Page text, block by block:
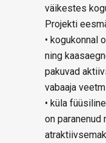
väikestes
Projekti
• kogukonnal
ning
pakuvad
vabaaja
• küla
on paranenud